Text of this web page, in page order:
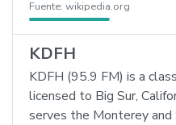
Fuente: wikipedia.org
KDFH
KDFH (95.9 FM) is a
licensed to Big Sur,
serves the Monterey and